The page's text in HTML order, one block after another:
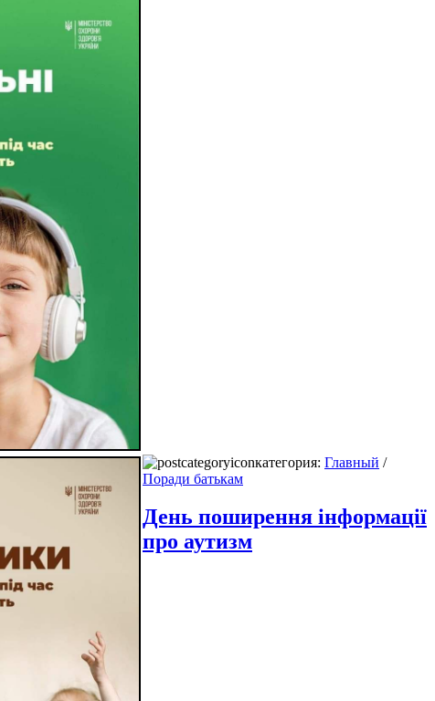
категория: Главный /
Поради батькам
День поширення інформації
про аутизм